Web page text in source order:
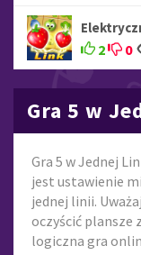
2 0
Gra 5 w
Gra 5 w Jednej
jest ustawienie
jednej linii.
oczyścić plansze
logiczna gra